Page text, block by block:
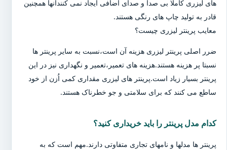
های لیزری کاملا بی صدا و صدای اضافی ایجاد نمی کنندآنها همچنین
قادر به تولید چاپ های رنگی هستند.
معایب پرینتر لیزری چیست؟
ضرر اصلی پرینتر لیزری هزینه آن است،نسبت به سایر پرینتر ها
نسبتا پر هزینه هستند.هزینه های تعمیر،تعمیر و نگهداری نیز در این
پرینتر بسیار زیاد است.پرینتر های لیزری مقداری کمی اُزن از خود
ساطع می کنند که برای سلامتی و جو خطرناک هستند.
کدام مدل پرینتر را باید خریداری کنید؟
پرینتر ها مدلها و نامهای تجاری متفاوتی دارند.مهم است که به